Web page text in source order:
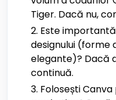
Tiger. Dacă nu,
Este
designului (forme
elegante)? Dacă
continuă.
Folosești